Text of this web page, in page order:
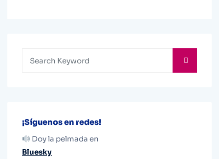
¡Síguenos en redes!
Doy la pelmada en
Bluesky